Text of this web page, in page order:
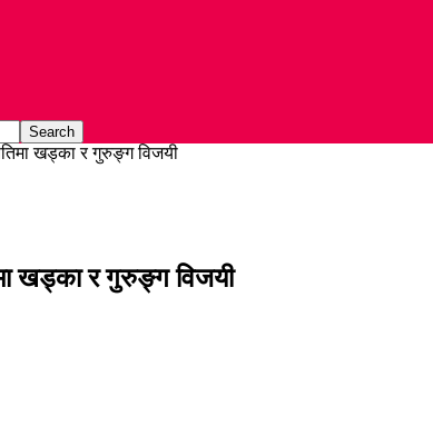
खड्का र गुरुङ्ग विजयी
खड्का र गुरुङ्ग विजयी